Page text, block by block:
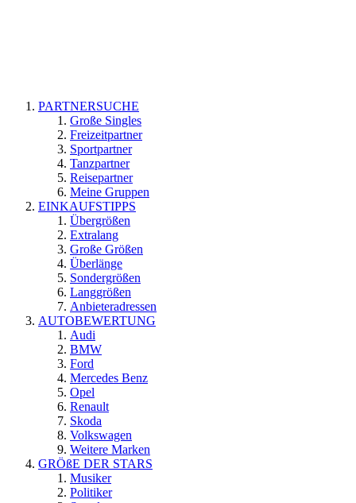
PARTNERSUCHE
Große Singles
Freizeitpartner
Sportpartner
Tanzpartner
Reisepartner
Meine Gruppen
EINKAUFSTIPPS
Übergrößen
Extralang
Große Größen
Überlänge
Sondergrößen
Langgrößen
Anbieteradressen
AUTOBEWERTUNG
Audi
BMW
Ford
Mercedes Benz
Opel
Renault
Skoda
Volkswagen
Weitere Marken
GRÖßE DER STARS
Musiker
Politiker